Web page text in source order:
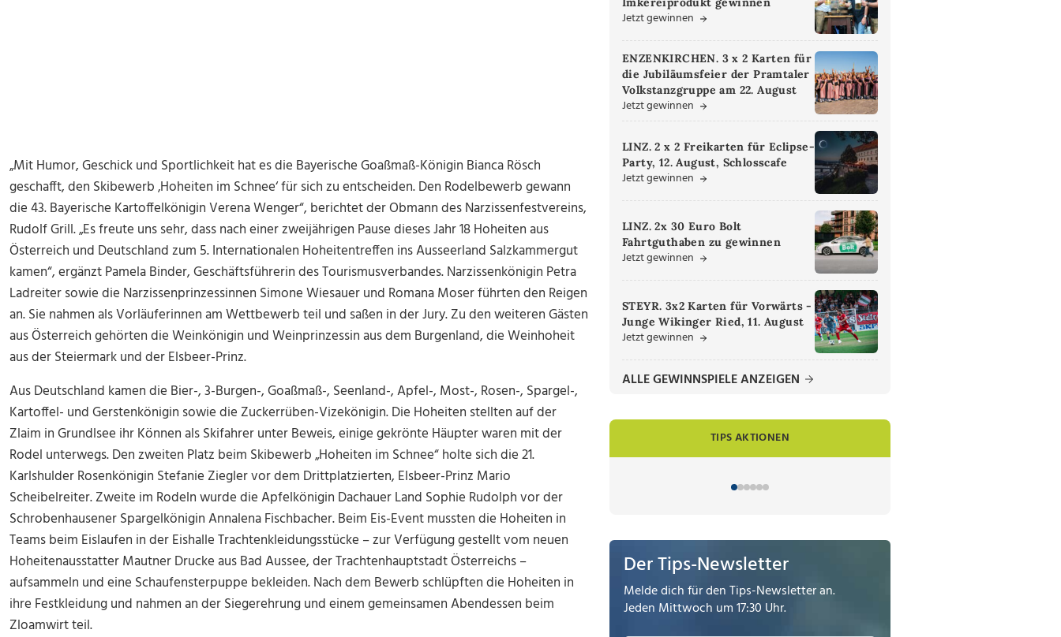
„Mit Humor, Geschick und Sportlichkeit hat es die Bayerische Goaßmaß-Königin Bianca Rösch
geschafft, den Skibewerb ‚Hoheiten im Schnee‘ für sich zu entscheiden. Den Rodelbewerb gewann
die 43. Bayerische Kartoffelkönigin Verena Wenger“, berichtet der Obmann des Narzissenfestvereins,
Rudolf Grill. „Es freute uns sehr, dass nach einer zweijährigen Pause dieses Jahr 18 Hoheiten aus
Österreich und Deutschland zum 5. Internationalen Hoheitentreffen ins Ausseerland Salzkammergut
kamen“, ergänzt Pamela Binder, Geschäftsführerin des Tourismusverbandes. Narzissenkönigin Petra
Ladreiter sowie die Narzissenprinzessinnen Simone Wiesauer und Romana Moser führten den Reigen
an. Sie nahmen als Vorläuferinnen am Wettbewerb teil und saßen in der Jury. Zu den weiteren Gästen
aus Österreich gehörten die Weinkönigin und Weinprinzessin aus dem Burgenland, die Weinhoheit
aus der Steiermark und der Elsbeer-Prinz.
Aus Deutschland kamen die Bier-, 3-Burgen-, Goaßmaß-, Seenland-, Apfel-, Most-, Rosen-, Spargel-,
Kartoffel- und Gerstenkönigin sowie die Zuckerrüben-Vizekönigin. Die Hoheiten stellten auf der
Zlaim in Grundlsee ihr Können als Skifahrer unter Beweis, einige gekrönte Häupter waren mit der
Rodel unterwegs. Den zweiten Platz beim Skibewerb „Hoheiten im Schnee“ holte sich die 21.
Karlshulder Rosenkönigin Stefanie Ziegler vor dem Drittplatzierten, Elsbeer-Prinz Mario
Scheibelreiter. Zweite im Rodeln wurde die Apfelkönigin Dachauer Land Sophie Rudolph vor der
Schrobenhausener Spargelkönigin Annalena Fischbacher. Beim Eis-Event mussten die Hoheiten in
Teams beim Eislaufen in der Eishalle Trachtenkleidungsstücke – zur Verfügung gestellt vom neuen
Hoheitenausstatter Mautner Drucke aus Bad Aussee, der Trachtenhauptstadt Österreichs –
aufsammeln und eine Schaufensterpuppe bekleiden. Nach dem Bewerb schlüpften die Hoheiten in
ihre Festkleidung und nahmen an der Siegerehrung und einem gemeinsamen Abendessen beim
Zloamwirt teil.
Jetzt gewinnen
ENZENKIRCHEN. 3 x 2 Karten für
die Jubiläumsfeier der Pramtaler
Volkstanzgruppe am 22. August
Jetzt gewinnen
LINZ. 2 x 2 Freikarten für Eclipse-
Party, 12. August, Schlosscafe
Jetzt gewinnen
LINZ. 2x 30 Euro Bolt
Fahrtguthaben zu gewinnen
Jetzt gewinnen
STEYR. 3x2 Karten für Vorwärts -
Junge Wikinger Ried, 11. August
Jetzt gewinnen
ALLE GEWINNSPIELE ANZEIGEN
TIPS AKTIONEN
Der Tips-Newsletter
Melde dich für den Tips-Newsletter an.
Jeden Mittwoch um 17:30 Uhr.